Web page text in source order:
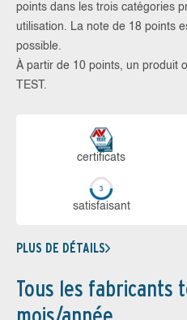
points dans les trois catégories
utilisation. La note de 18 points
possible.
À partir de 10 points, un produit
TEST.
certi­ficats
sa­tis­fai­sant
PLUS DE DÉTAILS
Tous les fabricants